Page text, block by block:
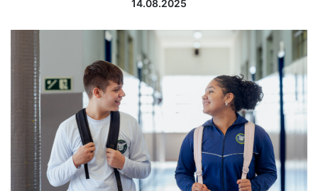
14.08.2025